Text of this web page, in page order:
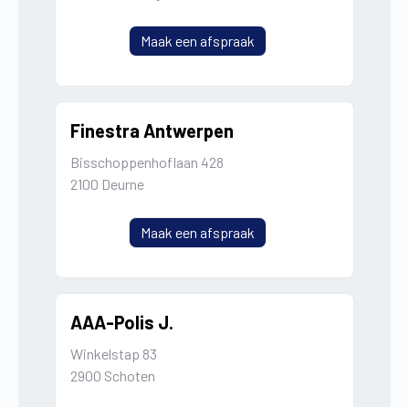
Maak een afspraak
Finestra Antwerpen
Bisschoppenhoflaan 428
2100 Deurne
Maak een afspraak
AAA-Polis J.
Winkelstap 83
2900 Schoten